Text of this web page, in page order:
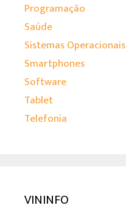
Programação
Saúde
Sistemas Operacionais
Smartphones
Software
Tablet
Telefonia
VININFO